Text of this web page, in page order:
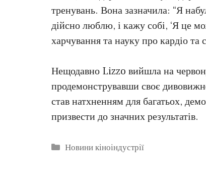
тренувань. Вона зазначила: “Я
дійсно люблю, і кажу собі, ‘Я це
харчування та науку про кардіо та
Нещодавно Lizzo вийшла на
продемонструвавши своє
став натхненням для багатьох,
призвести до значних результатів.
Категорії
Новини кіноіндустрії